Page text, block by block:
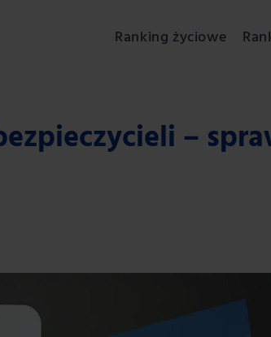
Ranking życiowe
–